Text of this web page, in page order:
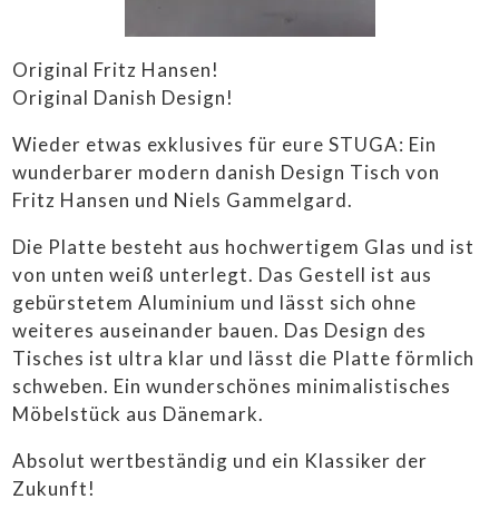
STUGALOVE SHOP
CONTEMPORARY ART
ANKAUF
LIEFERBEDINGUNGEN
IMPRESSUM
Original Fritz Hansen!
Original Danish Design!
Wieder etwas exklusives für eure STUGA: Ein
wunderbarer modern danish Design Tisch von
Fritz Hansen und Niels Gammelgard.
Die Platte besteht aus hochwertigem Glas und ist
von unten weiß unterlegt. Das Gestell ist aus
gebürstetem Aluminium und lässt sich ohne
weiteres auseinander bauen. Das Design des
Tisches ist ultra klar und lässt die Platte förmlich
schweben. Ein wunderschönes minimalistisches
Möbelstück aus Dänemark.
Absolut wertbeständig und ein Klassiker der
Zukunft!